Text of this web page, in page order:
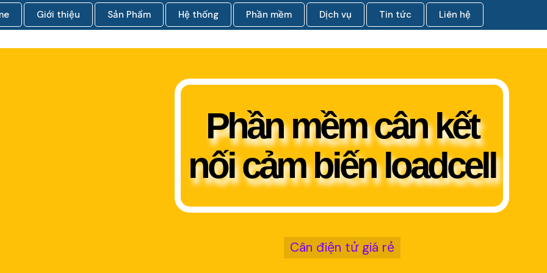
Giới thiệu Sản Phẩm Hệ thống Phần mềm Dịch vụ Tin tức Liên hệ
Phần mềm cân kết
nối cảm biến loadcell
Cân điện tử giá rẻ